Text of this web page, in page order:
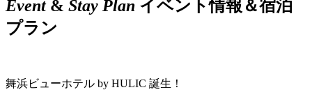
Event& Stay Plan イベント情報＆宿泊
プラン
舞浜ビューホテル by HULIC 誕生！